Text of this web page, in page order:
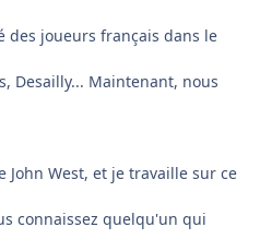
des joueurs français dans le
Desailly... Maintenant, nous
John West, et je travaille sur ce
connaissez quelqu'un qui